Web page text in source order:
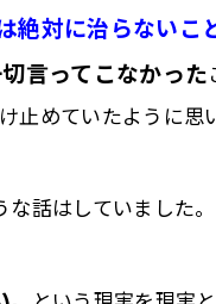
絶対に治らないこ
言ってこなかった
めていたように思
な話はしていました。